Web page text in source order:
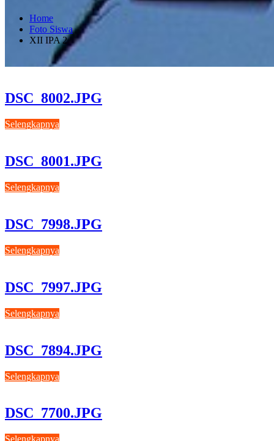
Home
Foto Siswa
XII IPA 2
DSC_8002.JPG
Selengkapnya
DSC_8001.JPG
Selengkapnya
DSC_7998.JPG
Selengkapnya
DSC_7997.JPG
Selengkapnya
DSC_7894.JPG
Selengkapnya
DSC_7700.JPG